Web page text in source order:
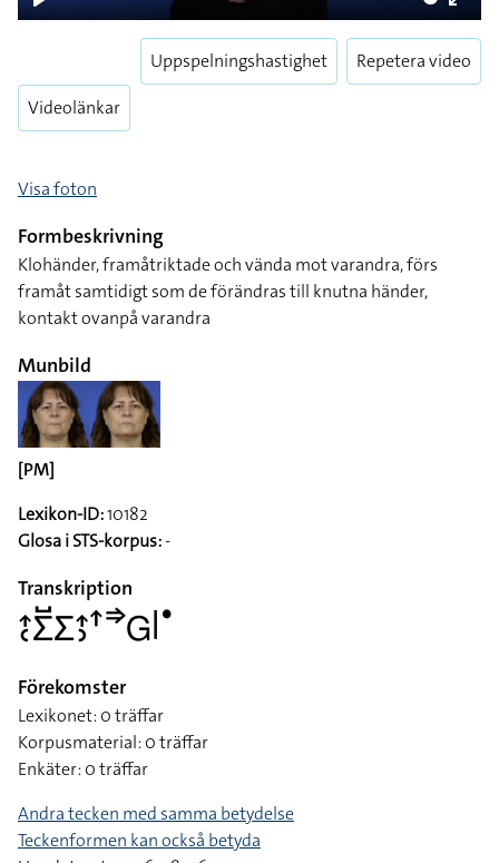
Play
Enter
Videolänkar
Uppspelningshastighet Repetera video
Visa foton
Formbeskrivning
Klohänder, framåtriktade och vända mot varandra, förs
framåt samtidigt som de förändras till knutna händer,
kontakt ovanpå varandra
Munbild
[PM]
Lexikon-ID:10182
Glosa i STS-korpus:-
Transkription
􌤴􌥗􌤥􌤹􌤥􌤴􌤶􌦃􌦆􌤦􌥼􌤟
Förekomster
Lexikonet: 0 träffar
Korpusmaterial: 0 träffar
Enkäter: 0 träffar
Andra tecken med samma betydelse
Teckenformen kan också betyda